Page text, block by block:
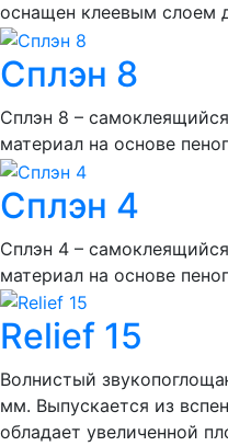
оснащен клеевым слоем
Сплэн 8
Сплэн 8 –
материал на основе
Сплэн 4
Сплэн 4 –
материал на основе
Relief 15
Волнистый
мм. Выпускается из
обладает увеличенной